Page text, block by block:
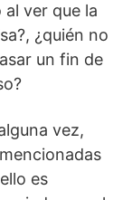
ver que la
¿quién no
un fin de
vez,
es